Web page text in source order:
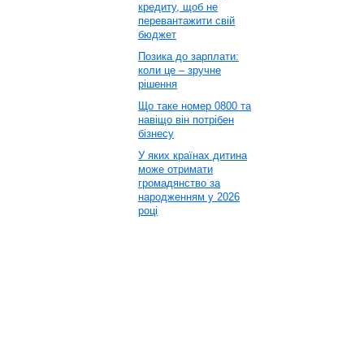
кредиту, щоб не
перевантажити свій
бюджет
Позика до зарплати:
коли це – зручне
рішення
Що таке номер 0800 та
навіщо він потрібен
бізнесу
У яких країнах дитина
може отримати
громадянство за
народженням у 2026
році